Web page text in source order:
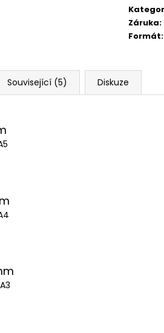
cena:
Záruka:
Formát:
Související (5) Diskuze